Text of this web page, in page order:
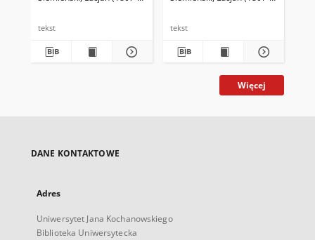
tekst tekst
Więcej
DANE KONTAKTOWE
Adres
Uniwersytet Jana Kochanowskiego
Biblioteka Uniwersytecka